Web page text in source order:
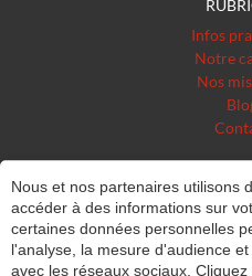
Infos
Notre
Nos
Nous et nos partenaires utilisons
accéder à des informations sur
certaines données personnelles
l'analyse, la mesure d'audience
avec les réseaux sociaux.